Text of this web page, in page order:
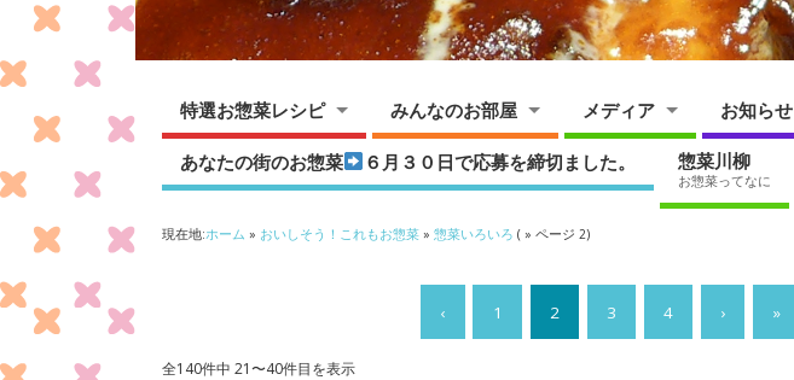
特選お惣菜レシピ みんなのお部屋 メディア お知らせ
あなたの街のお惣菜 ６月３０日で応募を締切ました。 惣菜川柳
お惣菜ってなに
現在地:ホーム » おいしそう！これもお惣菜 »惣菜いろいろ ( » ページ 2)
‹ 1 2 3 4 › »
全140件中 21〜40件目を表示